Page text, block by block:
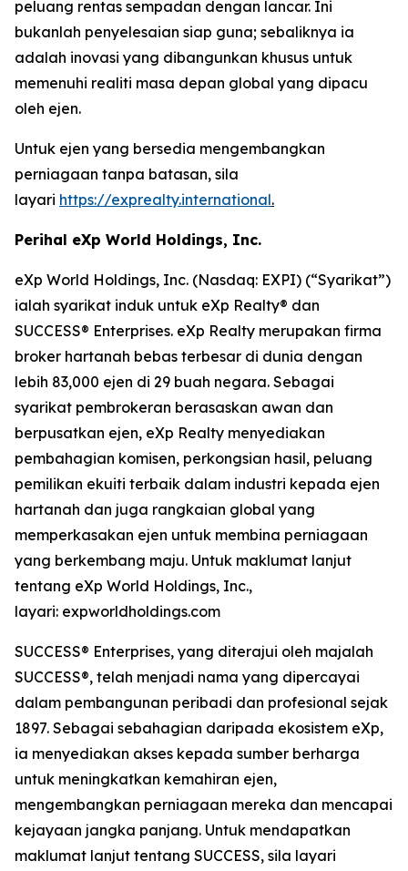
peluang rentas sempadan dengan lancar. Ini
bukanlah penyelesaian siap guna; sebaliknya ia
adalah inovasi yang dibangunkan khusus untuk
memenuhi realiti masa depan global yang dipacu
oleh ejen.
Untuk ejen yang bersedia mengembangkan
perniagaan tanpa batasan, sila
layari https://exprealty.international.
Perihal eXp World Holdings, Inc.
eXp World Holdings, Inc. (Nasdaq: EXPI) (“Syarikat”)
ialah syarikat induk untuk eXp Realty® dan
SUCCESS® Enterprises. eXp Realty merupakan firma
broker hartanah bebas terbesar di dunia dengan
lebih 83,000 ejen di 29 buah negara. Sebagai
syarikat pembrokeran berasaskan awan dan
berpusatkan ejen, eXp Realty menyediakan
pembahagian komisen, perkongsian hasil, peluang
pemilikan ekuiti terbaik dalam industri kepada ejen
hartanah dan juga rangkaian global yang
memperkasakan ejen untuk membina perniagaan
yang berkembang maju. Untuk maklumat lanjut
tentang eXp World Holdings, Inc.,
layari: expworldholdings.com
SUCCESS® Enterprises, yang diterajui oleh majalah
SUCCESS®, telah menjadi nama yang dipercayai
dalam pembangunan peribadi dan profesional sejak
1897. Sebagai sebahagian daripada ekosistem eXp,
ia menyediakan akses kepada sumber berharga
untuk meningkatkan kemahiran ejen,
mengembangkan perniagaan mereka dan mencapai
kejayaan jangka panjang. Untuk mendapatkan
maklumat lanjut tentang SUCCESS, sila layari